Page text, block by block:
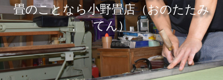
畳のことなら小野畳店（おのたたみ
てん）